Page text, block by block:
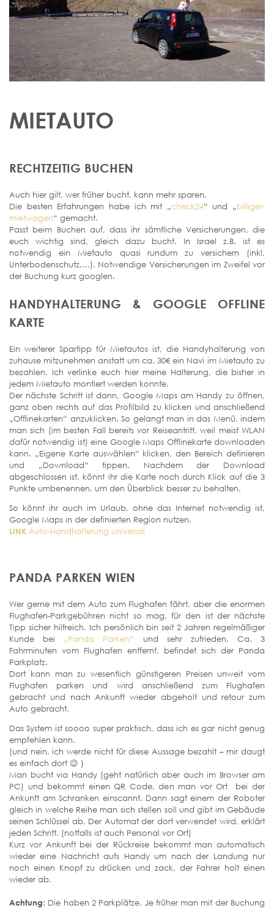
MIETAUTO
RECHTZEITIG BUCHEN
Auch hier gilt, wer früher bucht, kann mehr sparen.
Die besten Erfahrungen habe ich mit „check24“ und „billiger-
mietwagen“ gemacht.
Passt beim Buchen auf, dass ihr sämtliche Versicherungen, die
euch wichtig sind, gleich dazu bucht. In Israel z.B. ist es
notwendig ein Mietauto quasi rundum zu versichern (inkl.
Unterbodenschutz,…). Notwendige Versicherungen im Zweifel vor
der Buchung kurz googlen.
HANDYHALTERUNG & GOOGLE OFFLINE
KARTE
Ein weiterer Spartipp für Mietautos ist, die Handyhalterung von
zuhause mitzunehmen anstatt um ca. 30€ ein Navi im Mietauto zu
bezahlen. Ich verlinke euch hier meine Halterung, die bisher in
jedem Mietauto montiert werden konnte.
Der nächste Schritt ist dann, Google Maps am Handy zu öffnen,
ganz oben rechts auf das Profilbild zu klicken und anschließend
„Offlinekarten“ anzuklicken. So gelangt man in das Menü, indem
man sich (im besten Fall bereits vor Reiseantritt, weil meist WLAN
dafür notwendig ist) eine Google Maps Offlinekarte downloaden
kann. „Eigene Karte auswählen“ klicken, den Bereich definieren
und „Download“ tippen. Nachdem der Download
abgeschlossen ist, könnt ihr die Karte noch durch Klick auf die 3
Punkte umbenennen, um den Überblick besser zu behalten.
So könnt ihr auch im Urlaub, ohne das Internet notwendig ist,
Google Maps in der definierten Region nutzen.
LINK Auto-Handhalterung universal
PANDA PARKEN WIEN
Wer gerne mit dem Auto zum Flughafen fährt, aber die enormen
Flughafen-Parkgebühren nicht so mag, für den ist der nächste
Tipp sicher hilfreich. Ich persönlich bin seit 2 Jahren regelmäßiger
Kunde bei „Panda Parken“ und sehr zufrieden. Ca. 3
Fahrminuten vom Flughafen entfernt, befindet sich der Panda
Parkplatz.
Dort kann man zu wesentlich günstigeren Preisen unweit vom
Flughafen parken und wird anschließend zum Flughafen
gebracht und nach Ankunft wieder abgeholt und retour zum
Auto gebracht.
Das System ist soooo super praktisch, dass ich es gar nicht genug
empfehlen kann.
(und nein, ich werde nicht für diese Aussage bezahlt – mir daugt
es einfach dort 😉 )
Man bucht via Handy (geht natürlich aber auch im Browser am
PC) und bekommt einen QR Code, den man vor Ort bei der
Ankunft am Schranken einscannt. Dann sagt einem der Roboter
gleich in welche Reihe man sich stellen soll und gibt im Gebäude
seinen Schlüssel ab. Der Automat der dort verwendet wird, erklärt
jeden Schritt. (notfalls ist auch Personal vor Ort)
Kurz vor Ankunft bei der Rückreise bekommt man automatisch
wieder eine Nachricht aufs Handy um nach der Landung nur
noch einen Knopf zu drücken und zack, der Fahrer holt einen
wieder ab.
Achtung: Die haben 2 Parkplätze. Je früher man mit der Buchung